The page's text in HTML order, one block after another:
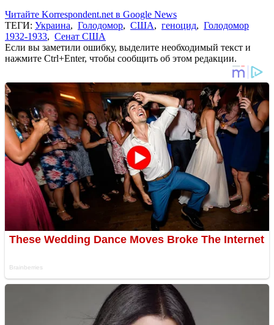
Читайте Korrespondent.net в Google News
ТЕГИ: Украина, Голодомор, США, геноцид, Голодомор
1932-1933, Сенат США
Если вы заметили ошибку, выделите необходимый текст и
нажмите Ctrl+Enter, чтобы сообщить об этом редакции.